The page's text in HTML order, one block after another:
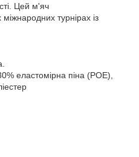
Цей м'яч
турнірах із
еластомірна піна (POE),